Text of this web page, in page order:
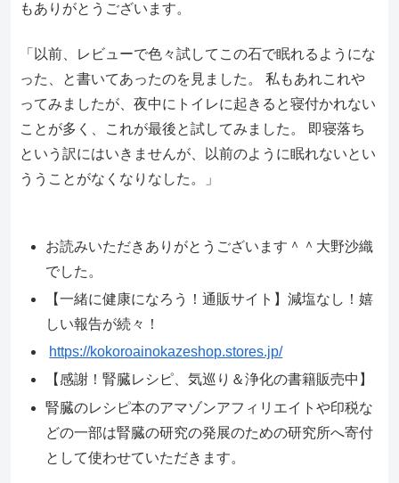
もありがとうございます。
「以前、レビューで色々試してこの石で眠れるようにな
った、と書いてあったのを見ました。 私もあれこれや
ってみましたが、夜中にトイレに起きると寝付かれない
ことが多く、これが最後と試してみました。 即寝落ち
という訳にはいきませんが、以前のように眠れないとい
ううことがなくなりなした。」
お読みいただきありがとうございます＾＾大野沙織
でした。
【一緒に健康になろう！通販サイト】減塩なし！嬉
しい報告が続々！
https://kokoroainokazeshop.stores.jp/
【感謝！腎臓レシピ、気巡り＆浄化の書籍販売中】
腎臓のレシピ本のアマゾンアフィリエイトや印税な
どの一部は腎臓の研究の発展のための研究所へ寄付
として使わせていただきます。